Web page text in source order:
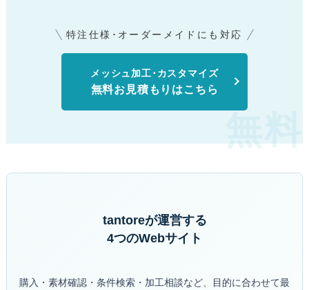
メッシュ加工･カスタマイズ
無料お見積もりはこちら
特注仕様･オーダーメイドにも対応
tantoreが運営する
4つのWebサイト
購入・素材確認・条件検索・加工相談など、目的に合わせて最